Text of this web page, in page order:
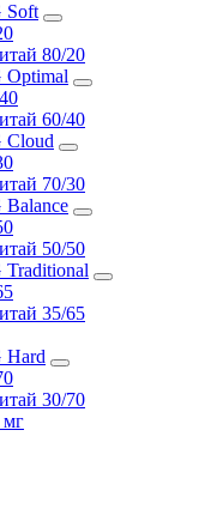
Soft
80/20
Optimal
60/40
Cloud
70/30
50/50
35/65
Hard
30/70
мг